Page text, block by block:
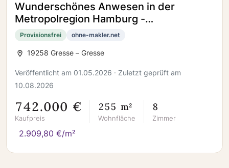
Wunderschönes Anwesen in der
Metropolregion Hamburg -
Architektenhaus mit Einlieger +
Nebengebäude
Provisionsfrei ohne-makler.net
19258 Gresse – Gresse
Veröffentlicht am 01.05.2026 · Zuletzt geprüft am
10.08.2026
742.000 €
Kaufpreis
255 m²
Wohnfläche
8
Zimmer
2.909,80 €/m²